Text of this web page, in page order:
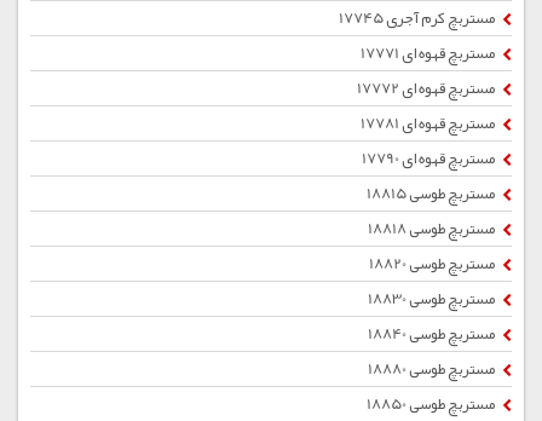
مستربچ کرم آجری 17745
مستربچ قهوه ای 17771
مستربچ قهوه ای 17772
مستربچ قهوه ای 17781
مستربچ قهوه ای 17790
مستربچ طوسی 18815
مستربچ طوسی 18818
مستربچ طوسی 18820
مستربچ طوسی 18830
مستربچ طوسی 18840
مستربچ طوسی 18880
مستربچ طوسی 18850